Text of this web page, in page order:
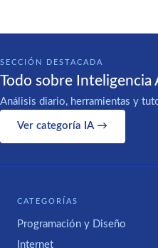
SECCIÓN DESTACADA
Todo sobre Inteligencia
Análisis diario, herramientas y
Ver categoría IA →
CATEGORÍAS
Programación y Diseño
Internet